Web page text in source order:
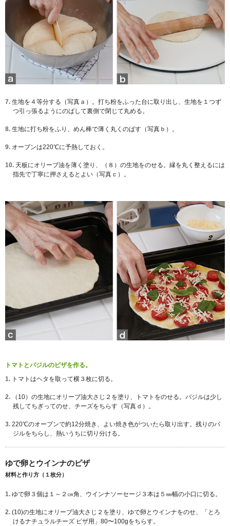
7. 生地を４等分する（写真ａ）。打ち粉をふった台に取り出し、生地を１つず
つ引っ張るようにのばして裏側で閉じて丸める。
8. 生地に打ち粉をふり、めん棒で薄く丸くのばす（写真ｂ）。
9. オーブンは220℃に予熱しておく。
10. 天板にオリーブ油を薄く塗り、（８）の生地をのせる。縁を丸く整えるには
指先で丁寧に押さえるとよい（写真ｃ）。
トマトとバジルのピザを作る。
1. トマトはヘタを取って横３枚に切る。
2.
（10）の生地にオリーブ油大さじ２を塗り、トマトをのせる。バジルは少し
残してちぎってのせ、チーズをちらす（写真ｄ）。
3. 220℃のオーブンで約12分焼き、よい焼き色がついたら取り出す。残りのバ
ジルをちらし、熱いうちに切り分ける。
ゆで卵とウインナのピザ
材料と作り方（１枚分）
1. ゆで卵３個は１～２㎝角、ウインナソーセージ３本は５㎜幅の小口に切る。
2. (10)の生地にオリーブ油大さじ２を塗り、ゆで卵とウインナをのせ、「とろ
けるナチュラルチーズ ピザ用」80〜100gをちらす。